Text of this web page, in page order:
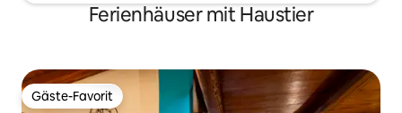
Ferienhäuser mit Haustier
Gäste-Favorit
Gäste-Favorit